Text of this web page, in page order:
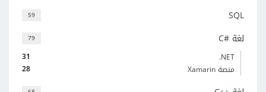
59 SQL
79 لغة C#‎
31
‎.NET
28
منصة Xamarin